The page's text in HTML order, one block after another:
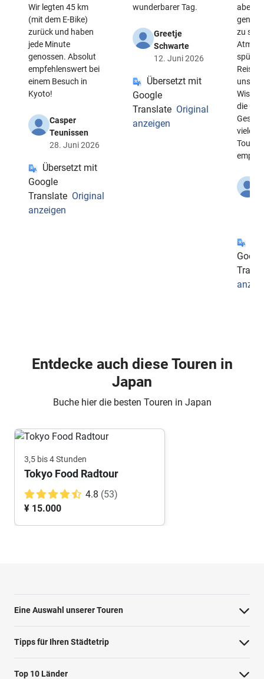
Wir legten 45 km
(mit dem E-Bike)
zurück und haben
jede Minute
genossen. Absolut
empfehlenswert bei
einem Besuch in
Kyoto!
Casper
Teunissen
28. Juni 2026
Übersetzt mit
Google
Translate Original
anzeigen
wunderbarer Tag.
Greetje
Schwarte
12. Juni 2026
Übersetzt mit
Google
Translate Original
anzeigen
aber
genug,
zu
uns
die
vieles
Tour
Entdecke auch diese Touren in
Japan
Buche hier die besten Touren in Japan
3,5 bis 4 Stunden
Tokyo Food Radtour
4.8 (53)
¥ 15.000
Eine Auswahl unserer Touren
Barcelona Highlights Tour
Berlin Highlights Tour
Tipps für Ihren Städtetrip
Strände bei Athen
Top 10 Länder